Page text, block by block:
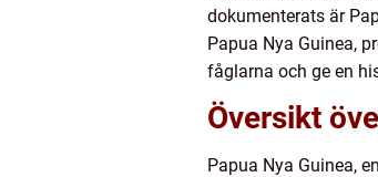
dokumenterats är
Papua Nya Guinea,
fåglarna och ge en
Översikt
Papua Nya Guinea,